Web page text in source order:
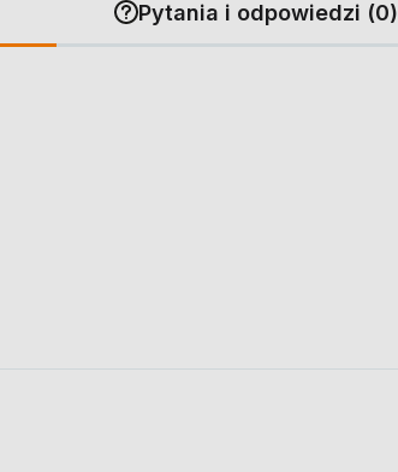
Pytania i odpowiedzi (0)